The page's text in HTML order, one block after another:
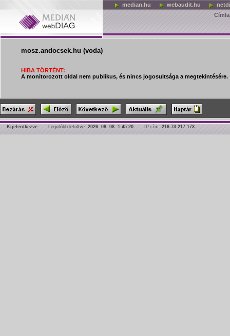
median.hu webaudit.hu
mosz.andocsek.hu (voda)
HIBA TÖRTÉNT:
A monitorozott oldal nem publikus, és nincs jogosultsága a megtekintésére.
Kijelentkezve Legutóbb letöltve: 2026. 08. 08. 1:45:20 IP-cím: 216.73.217.173